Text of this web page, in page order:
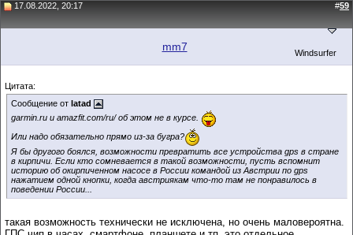
17.08.2022, 20:17 #59
mm7 Windsurfer
Цитата:
Сообщение от latad
garmin.ru и amazfit.com/ru/ об этом не в курсе.
Или надо обязательно прямо из-за бугра?
Я бы другого боялся, возможности превратить все устройства gps в стране
в кирпичи. Если кто сомневается в такой возможности, пусть вспомнит
историю об окирпиченном насосе в России командой из Австрии по gps
нажатием одной кнопки, когда австриякам что-то там не понравилось в
поведении России...
такая возможность технически не исключена, но очень маловероятна.